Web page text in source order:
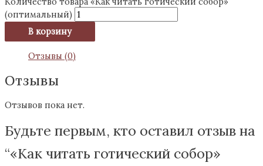
(оптимальный)
В корзину
Отзывы (0)
Отзывы
Отзывов пока нет.
Будьте первым, кто оставил отзыв на
“«Как читать готический собор​»